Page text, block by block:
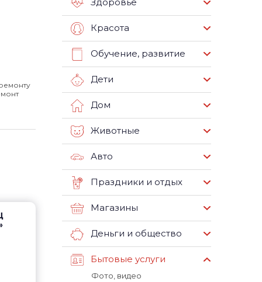
Здоровье
Красота
Обучение, развитие
Дети
Дом
Животные
Авто
Праздники и отдых
Магазины
Деньги и общество
Бытовые услуги
Фото, видео